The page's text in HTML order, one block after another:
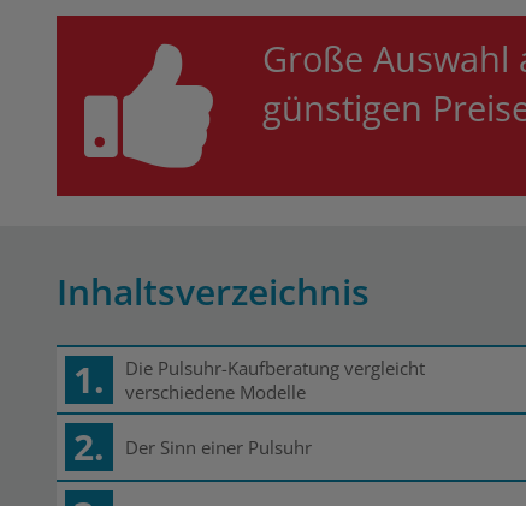
Große Auswahl
günstigen
Inhaltsverzeichnis
1.
Die Pulsuhr-Kaufberatung vergleicht
verschiedene Modelle
2. Der Sinn einer Pulsuhr